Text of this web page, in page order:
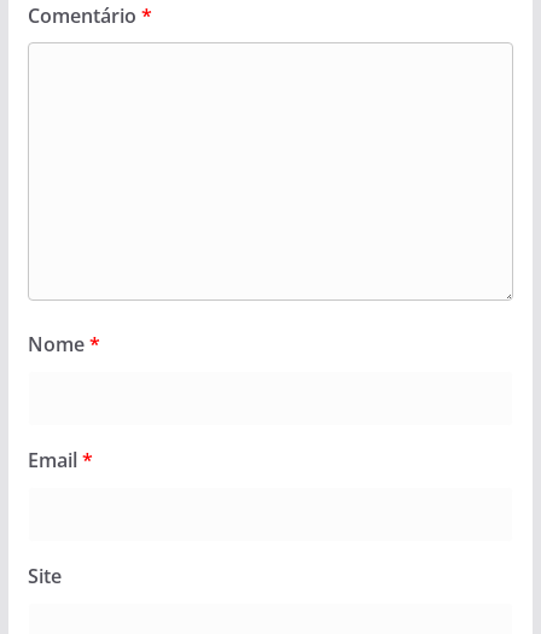
Comentário *
Nome*
Email*
Site